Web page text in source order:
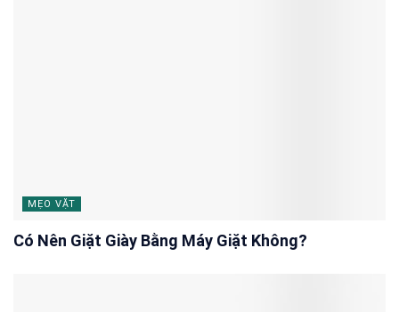
MẸO VẶT
Có Nên Giặt Giày Bằng Máy Giặt Không?